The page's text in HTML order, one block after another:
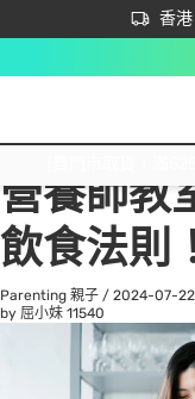
香
立
首次APP
All
營養師教
飲食法則
Parenting 親子 / 2024-07-22
by 屈小妹 11540